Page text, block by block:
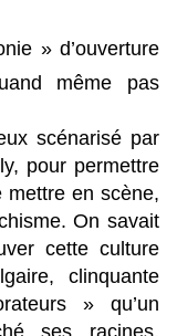
» d’ouverture
même pas
scénarisé par
pour permettre
mettre en scène,
On savait
cette culture
clinquante
» qu’un